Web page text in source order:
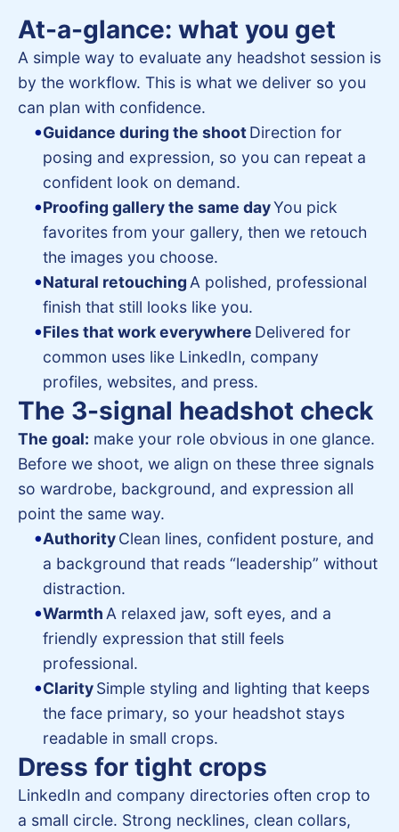
At-a-glance: what you get
A simple way to evaluate any headshot session is
by the workflow. This is what we deliver so you
can plan with confidence.
Guidance during the shoot Direction for
posing and expression, so you can repeat a
confident look on demand.
Proofing gallery the same dayYou pick
favorites from your gallery, then we retouch
the images you choose.
Natural retouching A polished, professional
finish that still looks like you.
Files that work everywhere Delivered for
common uses like LinkedIn, company
profiles, websites, and press.
The 3-signal headshot check
The goal: make your role obvious in one glance.
Before we shoot, we align on these three signals
so wardrobe, background, and expression all
point the same way.
Authority Clean lines, confident posture, and
a background that reads “leadership” without
distraction.
Warmth A relaxed jaw, soft eyes, and a
friendly expression that still feels
professional.
Clarity Simple styling and lighting that keeps
the face primary, so your headshot stays
readable in small crops.
Dress for tight crops
LinkedIn and company directories often crop to
a small circle. Strong necklines, clean collars,